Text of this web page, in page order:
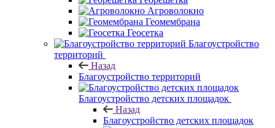
Агроволокно
Геомембрана
Геосетка
Благоустройство
территорий
Назад
Благоустройство территорий
Благоустройство детских площадок
Назад
Благоустройство детских площадок